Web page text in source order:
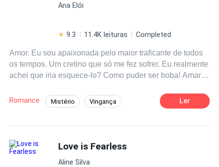
Ana Elói
9.3 11.4K leituras Completed
Amor. Eu sou apaixonada pelo maior traficante de todos
os tempos. Um cretino que só me fez sofrer. Eu realmente
achei que iria esquece-lo? Como puder ser boba! Amar
Romance Mistério Vingança Ler
Love is Fearless
Aline Silva